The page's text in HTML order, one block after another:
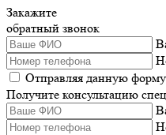
Закажите
обратный звонок
Отправляя данную
Получите консультацию